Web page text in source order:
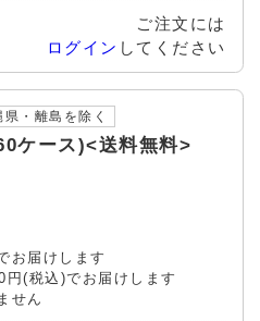
ご注文には
ログイン してください
・離島を除く
ケース)<送料無料>
お届けします
(税込)でお届けします
せん